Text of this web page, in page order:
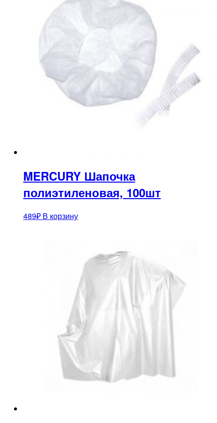
MERCURY Шапочка
полиэтиленовая, 100шт
489₽ В корзину